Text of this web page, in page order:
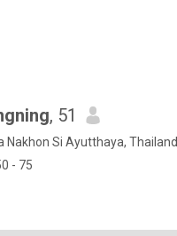
ningning, 51
Nakhon Si Ayutthaya, Thailand
- 75